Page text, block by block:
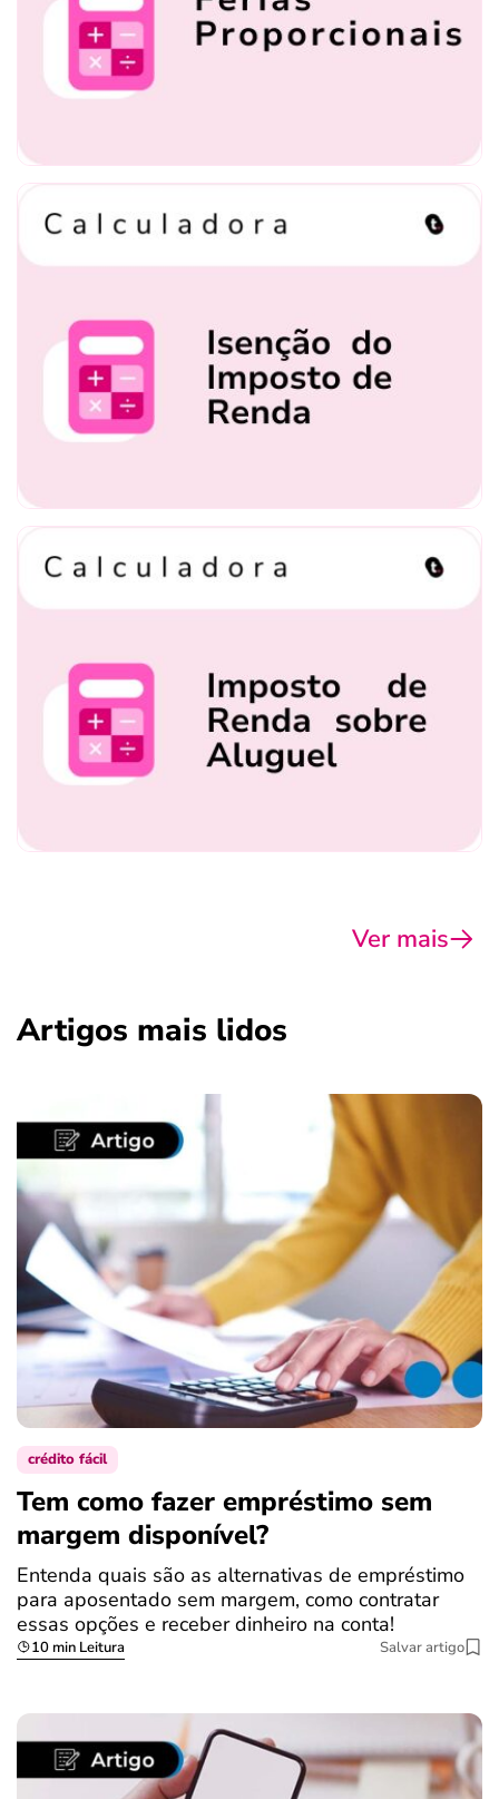
Ver mais
Artigos mais lidos
crédito fácil
Tem como fazer empréstimo sem
margem disponível?
Entenda quais são as alternativas de empréstimo
para aposentado sem margem, como contratar
essas opções e receber dinheiro na conta!
10 min Leitura Salvar artigo